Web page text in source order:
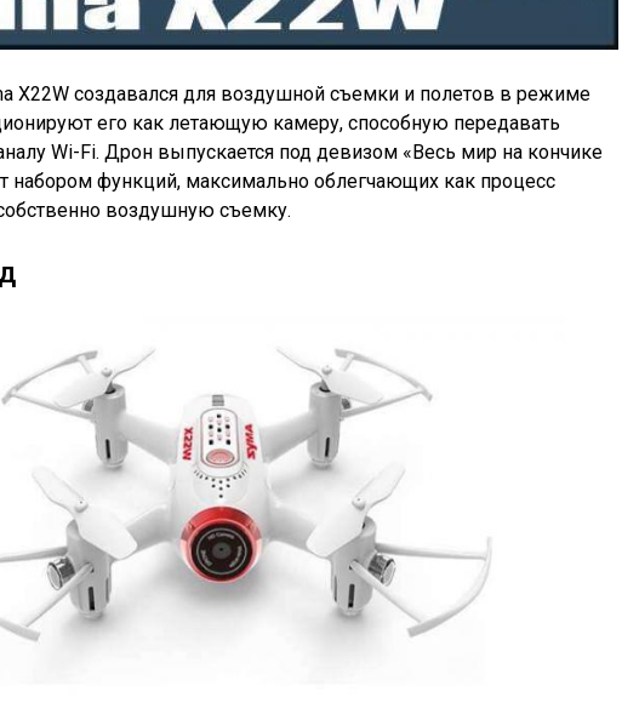
X22W создавался для воздушной съемки и полетов в режиме
его как летающую камеру, способную передавать
Wi-Fi. Дрон выпускается под девизом «Весь мир на кончике
набором функций, максимально облегчающих как процесс
воздушную съемку.